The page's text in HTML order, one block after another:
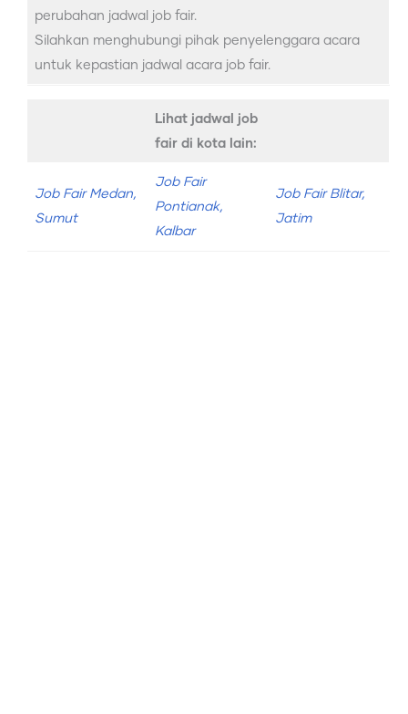
perubahan jadwal job fair.
Silahkan menghubungi pihak penyelenggara acara
untuk kepastian jadwal acara job fair.
Lihat jadwal job
fair di kota lain:
Job Fair Medan,
Sumut
Job Fair
Pontianak,
Kalbar
Job Fair Blitar,
Jatim